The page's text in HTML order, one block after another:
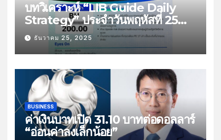
บทวิเคราะห์ “LIB Guide Daily
Strategy” ประจำวันพฤหัสที่ 25
ธันวาคม 2568 หัวข้อ “ติดตามยอด
ส่งออกไทย”
ธันวาคม 25, 2025
BUSINESS
ค่าเงินบาทเปิด 31.10 บาทต่อดอลลาร์
“อ่อนค่าลงเล็กน้อย”